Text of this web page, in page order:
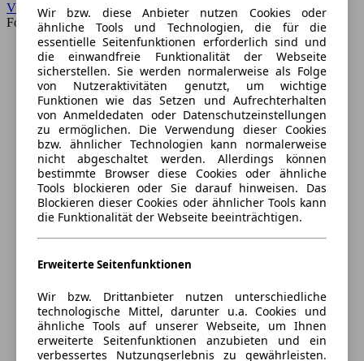
VW
Forum
Wir bzw. diese Anbieter nutzen Cookies oder
ähnliche Tools und Technologien, die für die
essentielle Seitenfunktionen erforderlich sind und
die einwandfreie Funktionalität der Webseite
sicherstellen. Sie werden normalerweise als Folge
von Nutzeraktivitäten genutzt, um wichtige
Funktionen wie das Setzen und Aufrechterhalten
von Anmeldedaten oder Datenschutzeinstellungen
zu ermöglichen. Die Verwendung dieser Cookies
bzw. ähnlicher Technologien kann normalerweise
nicht abgeschaltet werden. Allerdings können
bestimmte Browser diese Cookies oder ähnliche
Tools blockieren oder Sie darauf hinweisen. Das
Blockieren dieser Cookies oder ähnlicher Tools kann
die Funktionalität der Webseite beeinträchtigen.
Erweiterte Seitenfunktionen
Wir bzw. Drittanbieter nutzen unterschiedliche
technologische Mittel, darunter u.a. Cookies und
ähnliche Tools auf unserer Webseite, um Ihnen
erweiterte Seitenfunktionen anzubieten und ein
verbessertes Nutzungserlebnis zu gewährleisten.